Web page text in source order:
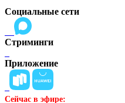
Социальные сети
Стриминги
Приложение
Сейчас в эфире: